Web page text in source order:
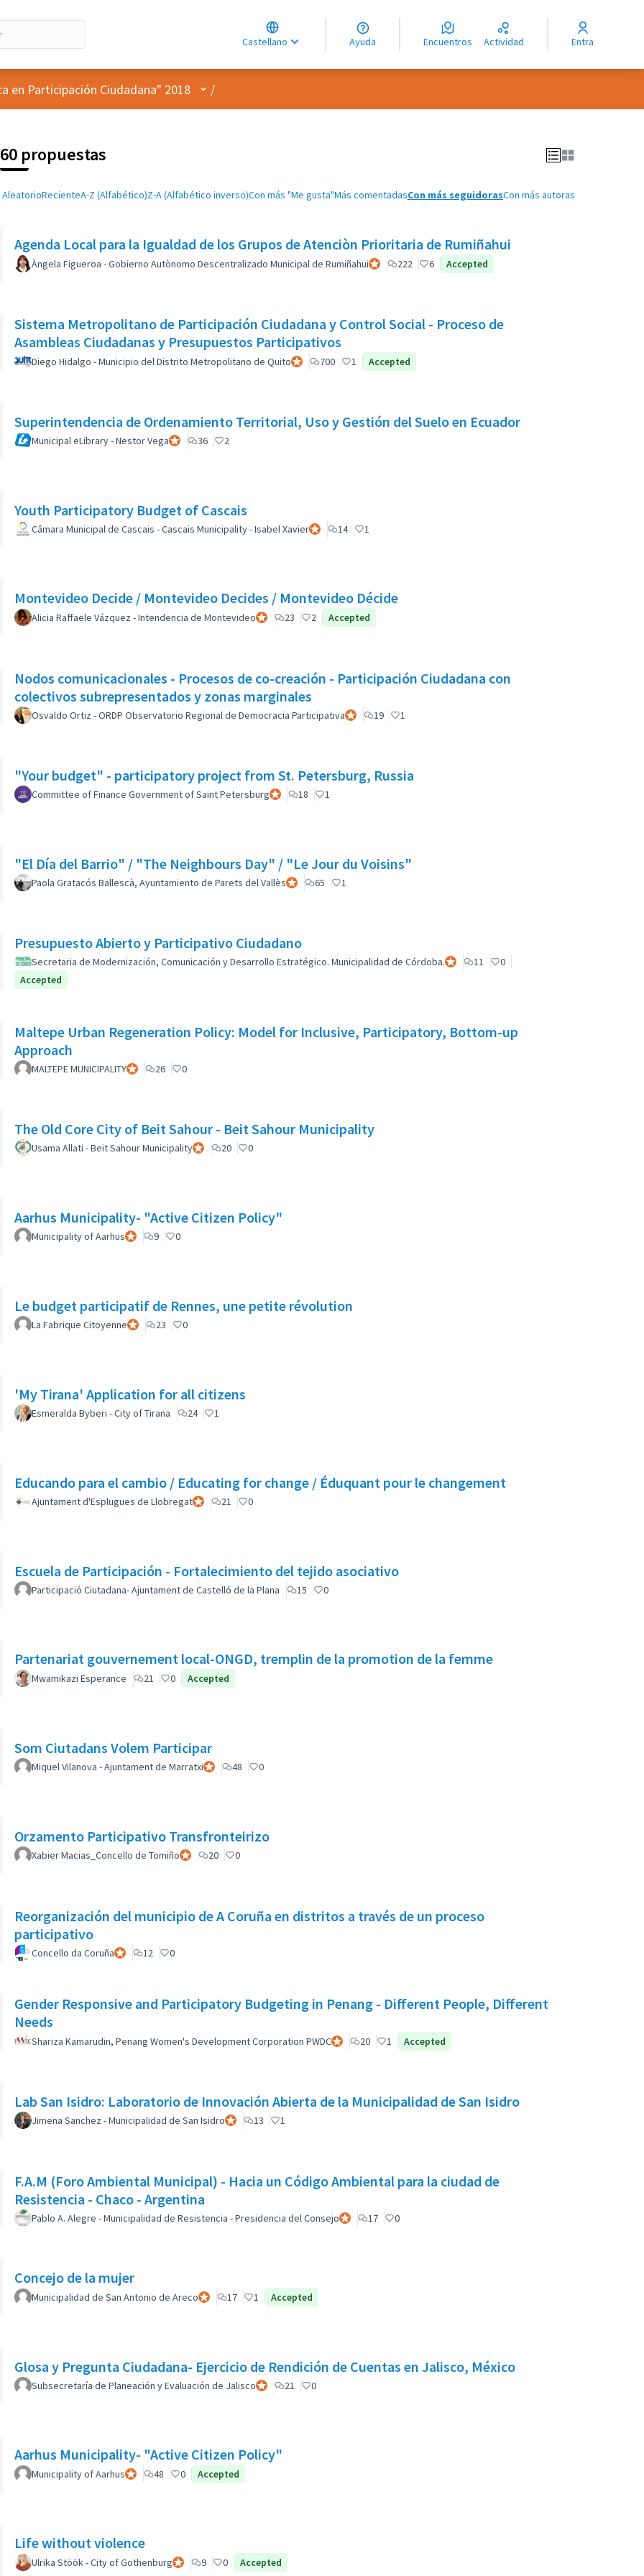
Castellano
Choose language
Choisir la langue
Elegir el idioma
Ayuda Encuentros Actividad Entra
en Participación Ciudadana" 2018 Menú de usuario
/
60 propuestas
AleatorioRecienteA-Z (Alfabético)Z-A (Alfabético inverso)Con más "Me gusta"Más comentadasCon más seguidorasCon más autoras
Agenda Local para la Igualdad de los Grupos de Atenciòn Prioritaria de Rumiñahui
Àngela Figueroa - Gobierno Autònomo Descentralizado Municipal de RumiñahuiParticipante oficial
222 6 Accepted
Sistema Metropolitano de Participación Ciudadana y Control Social - Proceso de
Asambleas Ciudadanas y Presupuestos Participativos
Diego Hidalgo - Municipio del Distrito Metropolitano de QuitoParticipante oficial
700 1 Accepted
Superintendencia de Ordenamiento Territorial, Uso y Gestión del Suelo en Ecuador
Municipal eLibrary - Nestor VegaParticipante oficial
36 2
Youth Participatory Budget of Cascais
Câmara Municipal de Cascais - Cascais Municipality - Isabel XavierParticipante oficial
14 1
Montevideo Decide / Montevideo Decides / Montevideo Décide
Alicia Raffaele Vázquez - Intendencia de MontevideoParticipante oficial
23 2 Accepted
Nodos comunicacionales - Procesos de co-creación - Participación Ciudadana con
colectivos subrepresentados y zonas marginales
Osvaldo Ortiz - ORDP Observatorio Regional de Democracia ParticipativaParticipante oficial
19 1
"Your budget" - participatory project from St. Petersburg, Russia
Committee of Finance Government of Saint PetersburgParticipante oficial
18 1
"El Día del Barrio" / "The Neighbours Day" / "Le Jour du Voisins"
Paola Gratacós Ballescà, Ayuntamiento de Parets del VallèsParticipante oficial
65 1
Presupuesto Abierto y Participativo Ciudadano
Secretaria de Modernización, Comunicación y Desarrollo Estratégico. Municipalidad de Córdoba.Participante oficial
11
0
Accepted
Maltepe Urban Regeneration Policy: Model for Inclusive, Participatory, Bottom-up
Approach
MALTEPE MUNICIPALITYParticipante oficial
26 0
The Old Core City of Beit Sahour - Beit Sahour Municipality
Usama Allati - Beit Sahour MunicipalityParticipante oficial
20 0
Aarhus Municipality- "Active Citizen Policy"
Municipality of AarhusParticipante oficial
9 0
Le budget participatif de Rennes, une petite révolution
La Fabrique CitoyenneParticipante oficial
23 0
'My Tirana' Application for all citizens
Esmeralda Byberi - City of Tirana 24 1
Educando para el cambio / Educating for change / Éduquant pour le changement
Ajuntament d'Esplugues de LlobregatParticipante oficial
21 0
Escuela de Participación - Fortalecimiento del tejido asociativo
Participació Ciutadana- Ajuntament de Castelló de la Plana 15 0
Partenariat gouvernement local-ONGD, tremplin de la promotion de la femme
Mwamikazi Esperance 21 0 Accepted
Som Ciutadans Volem Participar
Miquel Vilanova - Ajuntament de MarratxiParticipante oficial
48 0
Orzamento Participativo Transfronteirizo
Xabier Macias_Concello de TomiñoParticipante oficial
20 0
Reorganización del municipio de A Coruña en distritos a través de un proceso
participativo
Concello da CoruñaParticipante oficial
12 0
Gender Responsive and Participatory Budgeting in Penang - Different People, Different
Needs
Shariza Kamarudin, Penang Women's Development Corporation PWDCParticipante oficial
20 1 Accepted
Lab San Isidro: Laboratorio de Innovación Abierta de la Municipalidad de San Isidro
Jimena Sanchez - Municipalidad de San IsidroParticipante oficial
13 1
F.A.M (Foro Ambiental Municipal) - Hacia un Código Ambiental para la ciudad de
Resistencia - Chaco - Argentina
Pablo A. Alegre - Municipalidad de Resistencia - Presidencia del ConsejoParticipante oficial
17 0
Concejo de la mujer
Municipalidad de San Antonio de ArecoParticipante oficial
17 1 Accepted
Glosa y Pregunta Ciudadana- Ejercicio de Rendición de Cuentas en Jalisco, México
Subsecretaría de Planeación y Evaluación de JaliscoParticipante oficial
21 0
Aarhus Municipality- "Active Citizen Policy"
Municipality of AarhusParticipante oficial
48 0 Accepted
Life without violence
Ulrika Stöök - City of GothenburgParticipante oficial
9 0 Accepted